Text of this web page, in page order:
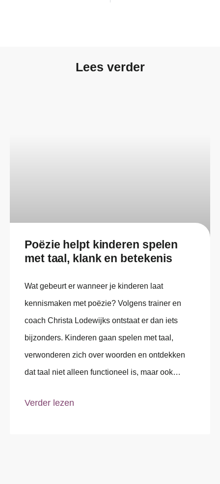
Lees verder
Poëzie helpt kinderen spelen
met taal, klank en betekenis
Wat gebeurt er wanneer je kinderen laat
kennismaken met poëzie? Volgens trainer en
coach Christa Lodewijks ontstaat er dan iets
bijzonders. Kinderen gaan spelen met taal,
verwonderen zich over woorden en ontdekken
dat taal niet alleen functioneel is, maar ook
Verder lezen